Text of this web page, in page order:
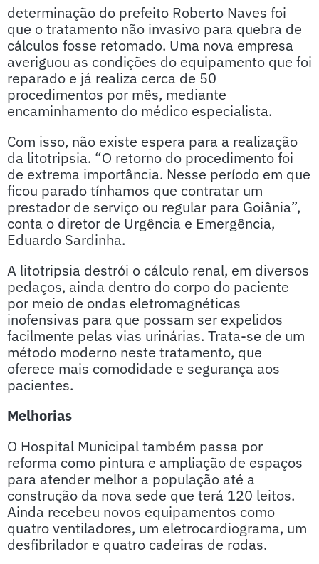
determinação do prefeito Roberto Naves foi
que o tratamento não invasivo para quebra de
cálculos fosse retomado. Uma nova empresa
averiguou as condições do equipamento que foi
reparado e já realiza cerca de 50
procedimentos por mês, mediante
encaminhamento do médico especialista.
Com isso, não existe espera para a realização
da litotripsia. “O retorno do procedimento foi
de extrema importância. Nesse período em que
ficou parado tínhamos que contratar um
prestador de serviço ou regular para Goiânia”,
conta o diretor de Urgência e Emergência,
Eduardo Sardinha.
A litotripsia destrói o cálculo renal, em diversos
pedaços, ainda dentro do corpo do paciente
por meio de ondas eletromagnéticas
inofensivas para que possam ser expelidos
facilmente pelas vias urinárias. Trata-se de um
método moderno neste tratamento, que
oferece mais comodidade e segurança aos
pacientes.
Melhorias
O Hospital Municipal também passa por
reforma como pintura e ampliação de espaços
para atender melhor a população até a
construção da nova sede que terá 120 leitos.
Ainda recebeu novos equipamentos como
quatro ventiladores, um eletrocardiograma, um
desfibrilador e quatro cadeiras de rodas.